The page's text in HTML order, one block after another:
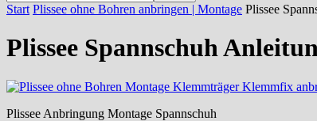
Start Plissee ohne Bohren anbringen | Montage Plissee
Plissee Spannschuh
Plissee Anbringung Montage Spannschuh